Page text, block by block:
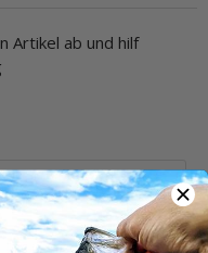
Artikel ab und hilf